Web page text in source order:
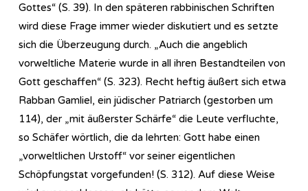
Gottes“ (S. 39). In den späteren rabbinischen Schriften
wird diese Frage immer wieder diskutiert und es setzte
sich die Überzeugung durch. „Auch die angeblich
vorweltliche Materie wurde in all ihren Bestandteilen von
Gott geschaffen“ (S. 323). Recht heftig äußert sich etwa
Rabban Gamliel, ein jüdischer Patriarch (gestorben um
114), der „mit äußerster Schärfe“ die Leute verfluchte,
so Schäfer wörtlich, die da lehrten: Gott habe einen
„vorweltlichen Urstoff“ vor seiner eigentlichen
Schöpfungstat vorgefunden! (S. 312). Auf diese Weise